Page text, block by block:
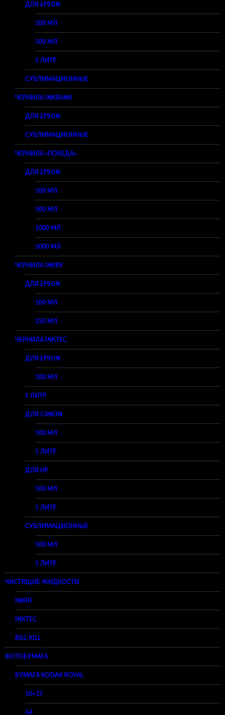
ДЛЯ EPSON
100 МЛ
500 МЛ
1 ЛИТР
СУБЛИМАЦИОННЫЕ
ЧЕРНИЛА INKBANK
ДЛЯ EPSON
СУБЛИМАЦИОННЫЕ
ЧЕРНИЛА «ПОБЕДА»
ДЛЯ EPSON
100 МЛ
500 МЛ
1000 МЛ
5000 МЛ
ЧЕРНИЛА INKRF
ДЛЯ EPSON
100 МЛ
250 МЛ
ЧЕРНИЛА INKTEC
ДЛЯ EPSON
100 МЛ
1 ЛИТР
ДЛЯ CANON
100 МЛ
1 ЛИТР
ДЛЯ HP
100 МЛ
1 ЛИТР
СУБЛИМАЦИОННЫЕ
100 МЛ
1 ЛИТР
ЧИСТЯЩИЕ ЖИДКОСТИ
INKRF
INKTEC
BILL KILL
ФОТОБУМАГА
БУМАГА KODAK ROYAL
10×15
A4